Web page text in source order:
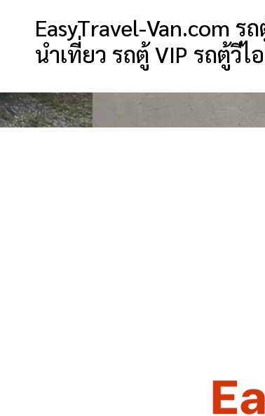
EasyTravel-Van.com ร
นำเที่ยว รถตู้ VIP รถตู้วี